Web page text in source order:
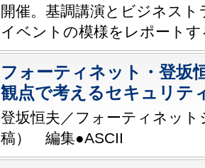
開催。基調講演とビジネス
イベントの模様をレポートす
フォーティネット・登坂
観点で考えるセキュリテ
登坂恒夫／フォーティネット
稿） 編集●ASCII